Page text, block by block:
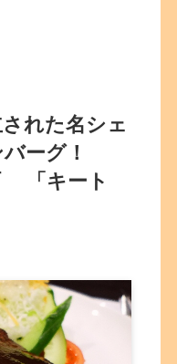
れた名シェ
バーグ！
「キート